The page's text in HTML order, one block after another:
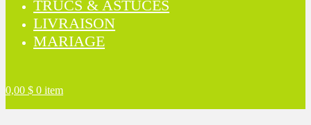
TRUCS & ASTUCES
LIVRAISON
MARIAGE
0,00 $ 0 item